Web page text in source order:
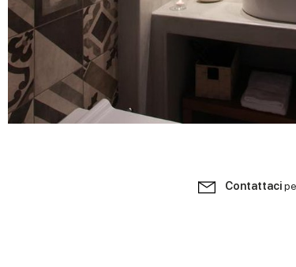
Contattaci